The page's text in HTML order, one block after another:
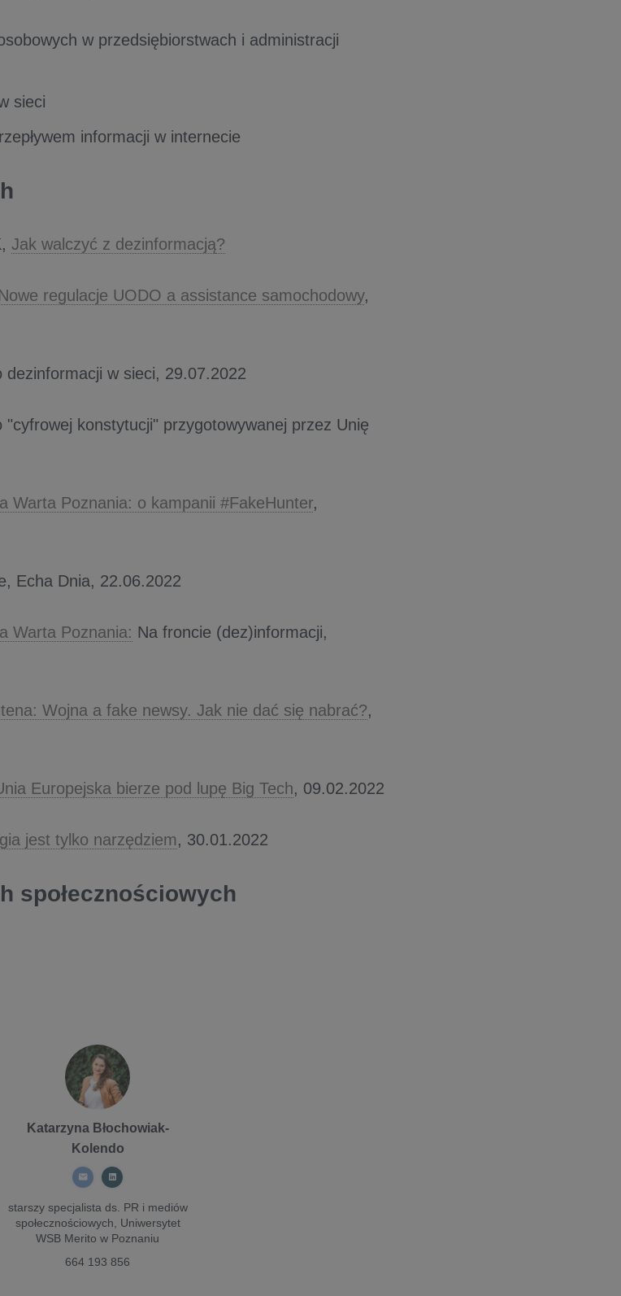
w przedsiębiorstwach i administracji
sieci
informacji w internecie
Jak walczyć z dezinformacją?
Nowe regulacje UODO a assistance samochodowy,
w sieci, 29.07.2022
konstytucji" przygotowywanej przez Unię
Warta Poznania: o kampanii #FakeHunter,
Echa Dnia, 22.06.2022
Warta Poznania: Na froncie (dez)informacji,
Wojna a fake newsy. Jak nie dać się nabrać?,
Europejska bierze pod lupę Big Tech, 09.02.2022
jest tylko narzędziem, 30.01.2022
społecznościowych
Katarzyna Błochowiak-
Kolendo
starszy specjalista ds. PR i mediów
społecznościowych,
Uniwersytet
WSB Merito w Poznaniu
664 193 856